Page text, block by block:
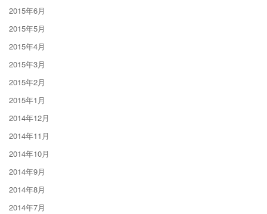
2015年6月
2015年5月
2015年4月
2015年3月
2015年2月
2015年1月
2014年12月
2014年11月
2014年10月
2014年9月
2014年8月
2014年7月